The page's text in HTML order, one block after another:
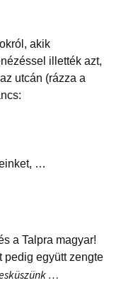
akik
illették azt,
utcán (rázza a
…
a Talpra magyar!
pedig együtt zengte
…